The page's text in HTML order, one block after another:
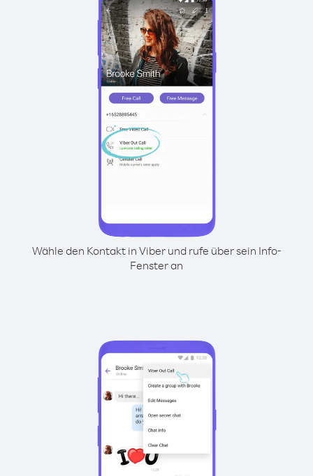
Wähle den Kontakt in Viber und rufe über sein Info-
Fenster an